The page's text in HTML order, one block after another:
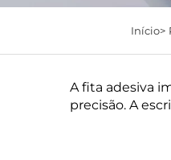
Início>
A fita adesiva
precisão. A